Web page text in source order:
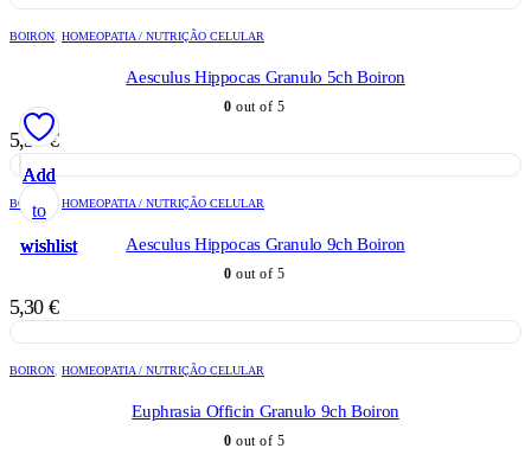
Add
to
wishlist
BOIRON, HOMEOPATIA / NUTRIÇÃO CELULAR
Aesculus Hippocas Granulo 5ch Boiron
0 out of 5
5,30€
Add
to
wishlist
BOIRON HOMEOPATIA / NUTRIÇÃO CELULAR
Aesculus Hippocas Granulo 9ch Boiron
0 out of 5
5,30 €
Add
to
wishlist
BOIRON, HOMEOPATIA / NUTRIÇÃO CELULAR
Euphrasia Officin Granulo 9ch Boiron
0 out of 5
Add
to
wishlist
Add
to
wishlist